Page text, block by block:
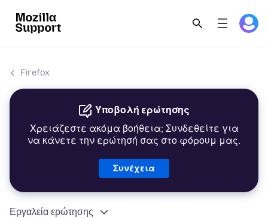
Firefox
Υποβολή ερώτησης
Χρειάζεστε ακόμα βοήθεια; Συνδεθείτε για
να κάνετε την ερώτησή σας στο φόρουμ μας.
Συνέχεια
Εργαλεία ερώτησης